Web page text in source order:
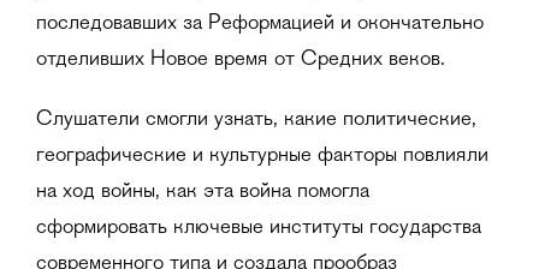
последовавших за Реформацией и окончательно
отделивших Новое время от Средних веков.
Слушатели смогли узнать, какие политические,
географические и культурные факторы повлияли
на ход войны, как эта война помогла
сформировать ключевые институты государства
современного типа и создала прообраз